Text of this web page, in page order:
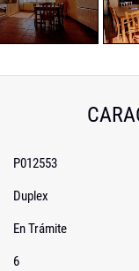
P012553
Duplex
En Trámite
6